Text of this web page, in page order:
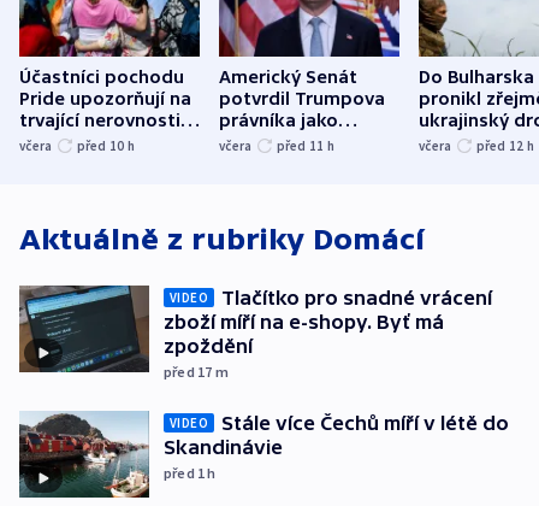
Účastníci pochodu
Pride upozorňují na
trvající nerovnosti i
společenskou
včera před 10 h
Americký Senát
potvrdil Trumpova
právníka jako
ministra
včera před 11 h
Do Bulharska
pronikl
ukrajinský
explodoval
včera před 12 h
Aktuálně z rubriky Domácí
VIDEO
Tlačítko pro snadné vrácení
zboží míří na e-shopy. Byť má
zpoždění
před 17 m
VIDEO
Stále více Čechů míří v létě do
Skandinávie
před 1h